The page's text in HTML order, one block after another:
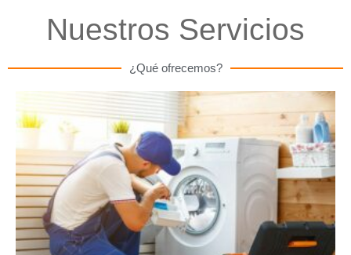
Nuestros Servicios
¿Qué ofrecemos?